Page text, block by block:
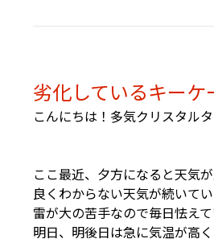
劣化しているキー
こんにちは！多気クリスタル
ここ最近、夕方になると天気
良くわからない天気が続いて
雷が大の苦手なので毎日怯え
明日、明後日は急に気温が高